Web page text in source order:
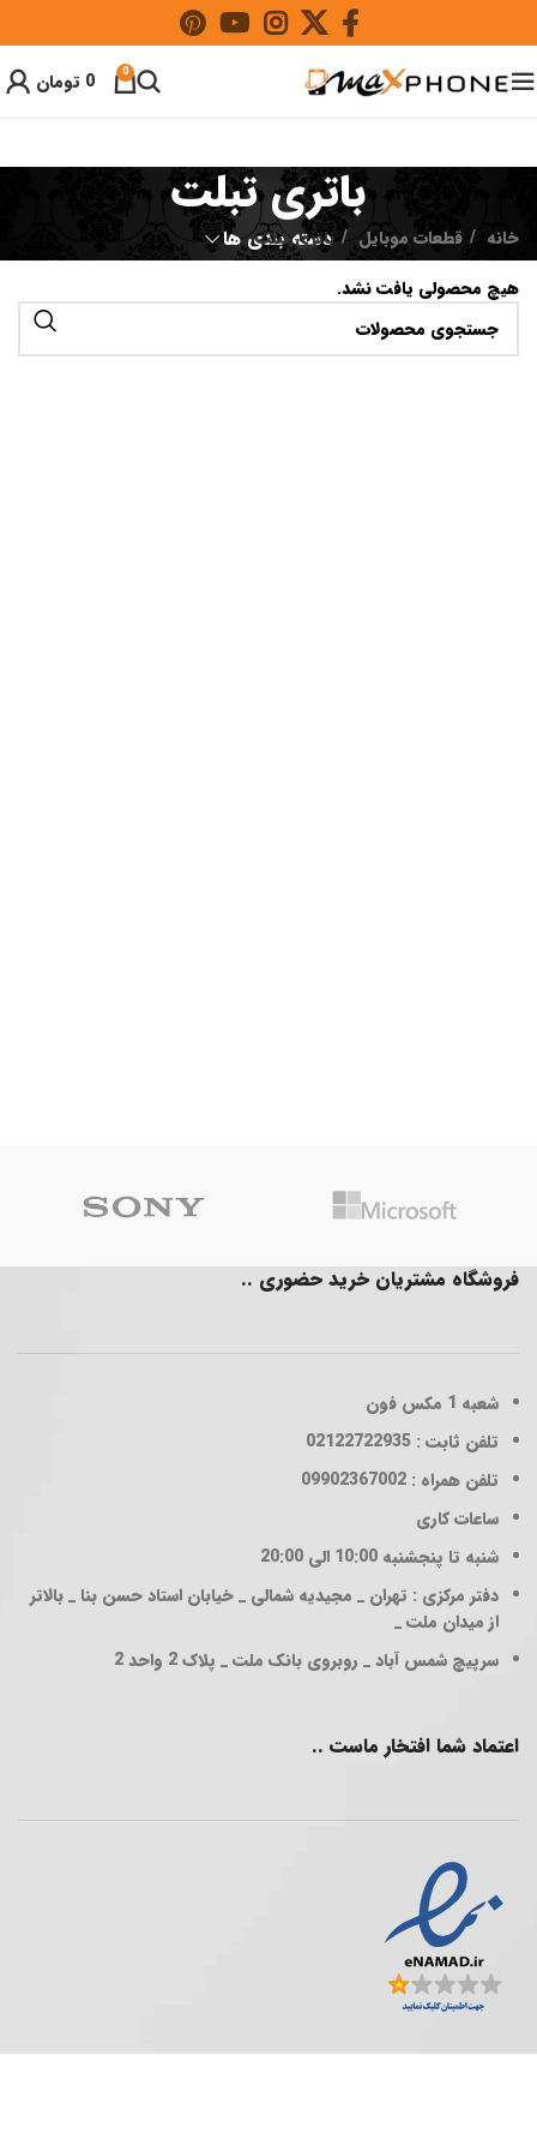
0
0 تومان
باتری تبلت
دسته بندی ها خانه قطعات موبایل
باتری تبلت
هیچ محصولی یافت نشد.
فروشگاه مشتریان خرید حضوری ..
شعبه 1
مکس فون
تلفن ثابت : 02122722935
تلفن همراه : 09902367002
ساعات کاری
شنبه تا پنجشنبه 10:00 الی 20:00
دفتر مرکزی : تهران _ مجیدیه شمالی _ خیابان استاد حسن بنا _ بالاتر
از میدان ملت _
سرپیچ شمس آباد _ روبروی بانک ملت _ پلاک 2 واحد 2
اعتماد شما افتخار ماست ..